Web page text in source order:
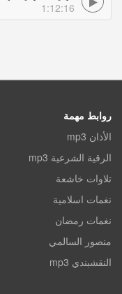
1:12:16
روابط مهمة
الأذان mp3
الرقية الشرعية mp3
تلاوات خاشعة
نغمات اسلامية
نغمات رمضان
منصور السالمي
النقشبندي mp3